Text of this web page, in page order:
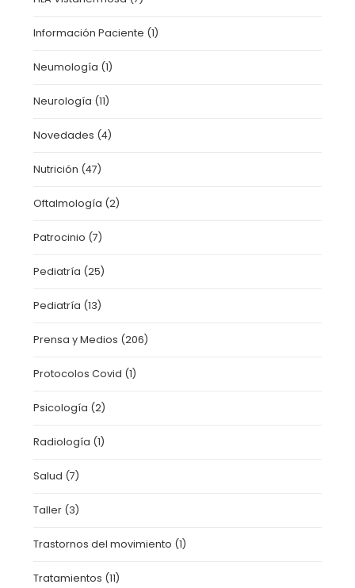
Información Paciente (1)
Neumología (1)
Neurología (11)
Novedades (4)
Nutrición (47)
Oftalmología (2)
Patrocinio (7)
Pediatría (25)
Pediatría (13)
Prensa y Medios (206)
Protocolos Covid (1)
Psicología (2)
Radiología (1)
Salud (7)
Taller (3)
Trastornos del movimiento (1)
Tratamientos (11)